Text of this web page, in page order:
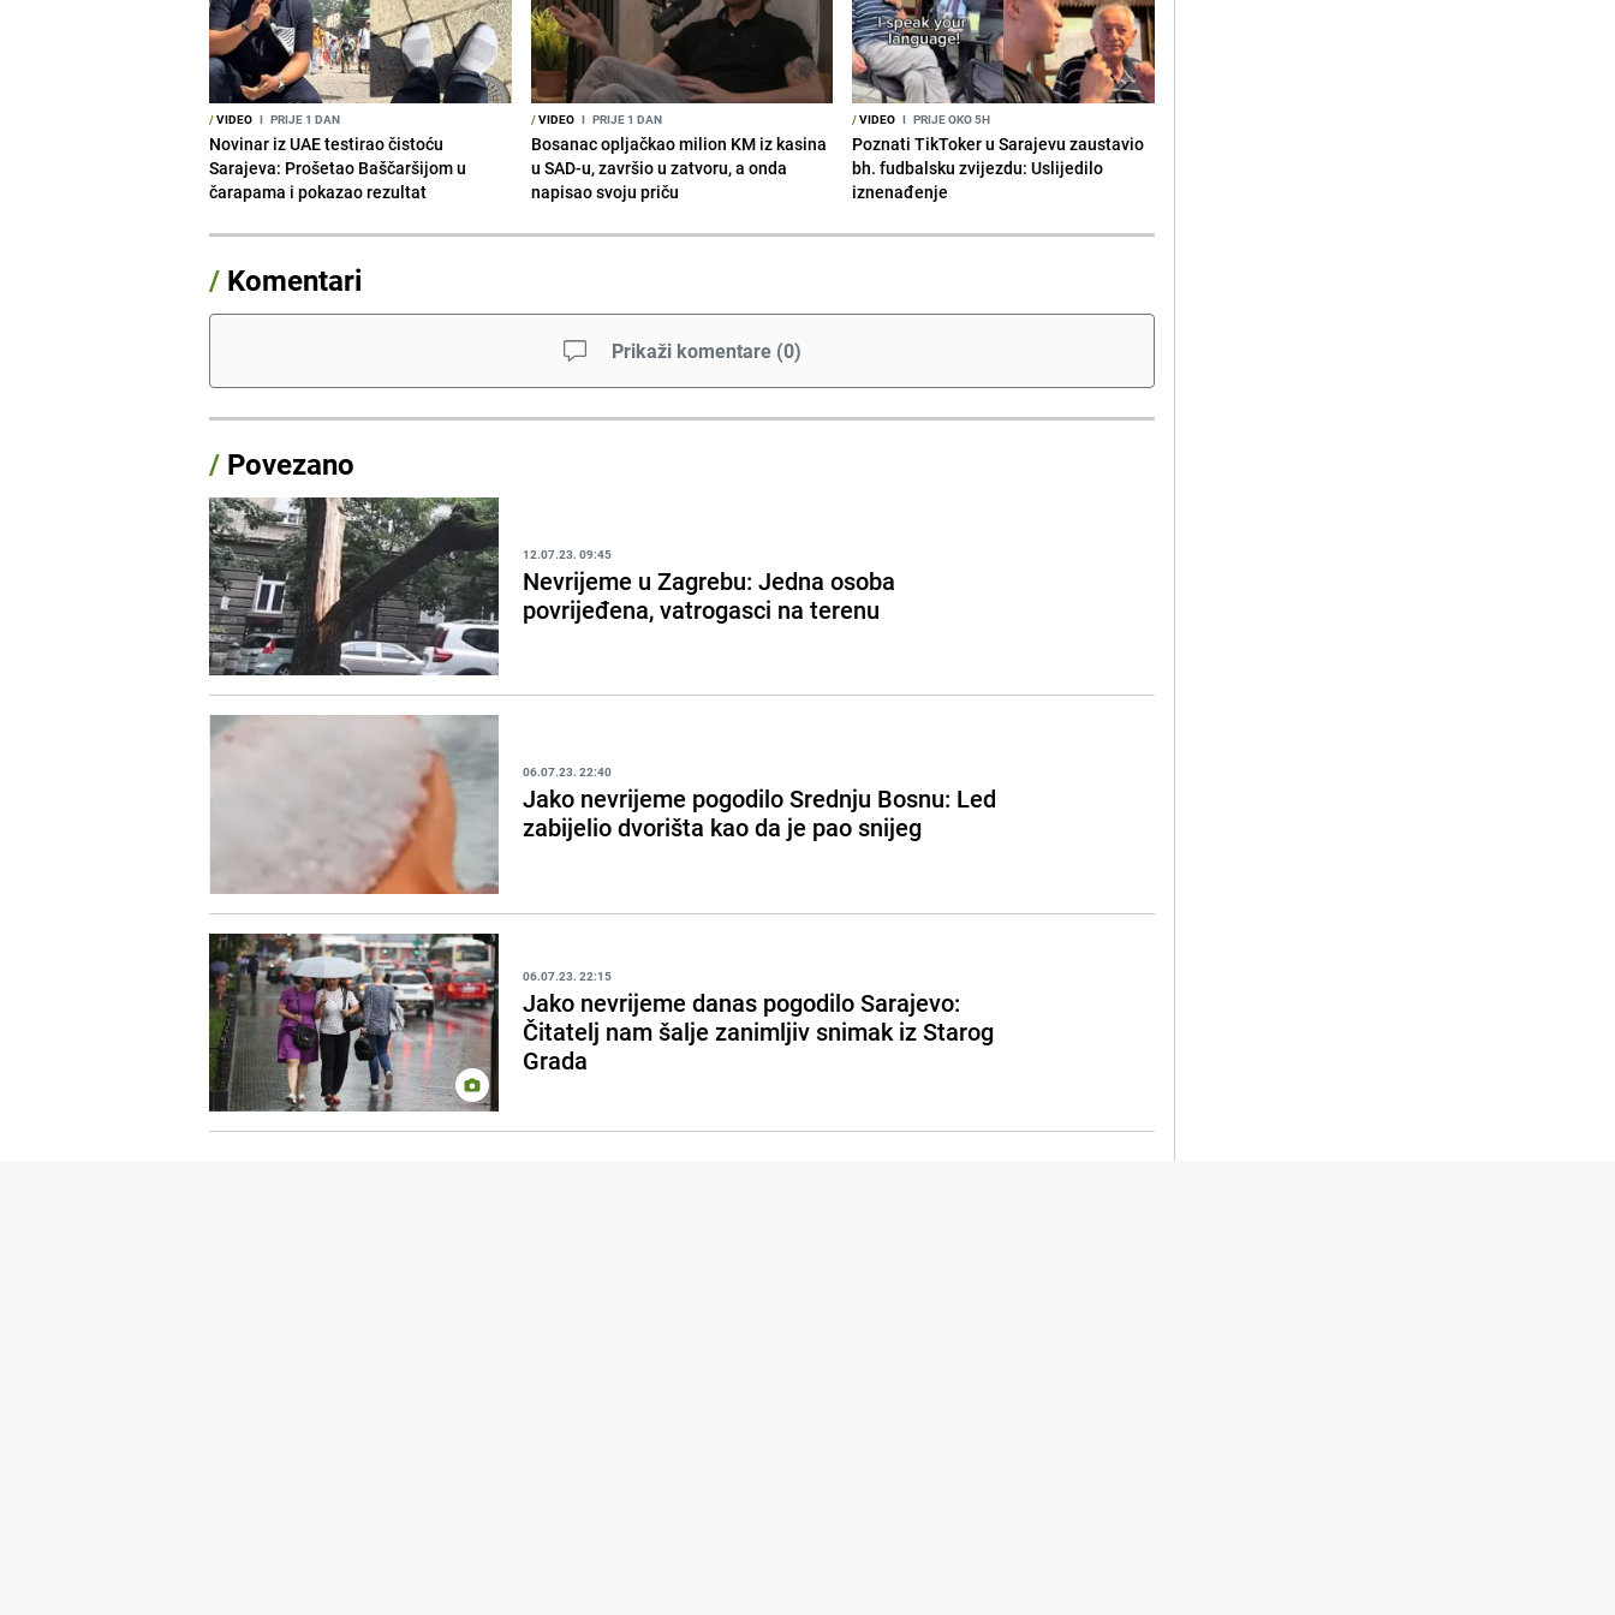
/VIDEO I PRIJE 1 DAN
Novinar iz UAE testirao čistoću
Sarajeva: Prošetao Baščaršijom u
čarapama i pokazao rezultat
/VIDEO I PRIJE 1 DAN
Bosanac opljačkao milion KM iz kasina
u SAD-u, završio u zatvoru, a onda
napisao svoju priču
/VIDEO I PRIJE OKO 5H
Poznati TikToker u Sarajevu zaustavio
bh. fudbalsku zvijezdu: Uslijedilo
iznenađenje
/ Komentari
Prikaži komentare (0)
/ Povezano
12.07.23. 09:45
Nevrijeme u Zagrebu: Jedna osoba
povrijeđena, vatrogasci na terenu
06.07.23. 22:40
Jako nevrijeme pogodilo Srednju Bosnu: Led
zabijelio dvorišta kao da je pao snijeg
06.07.23. 22:15
Jako nevrijeme danas pogodilo Sarajevo:
Čitatelj nam šalje zanimljiv snimak iz Starog
Grada